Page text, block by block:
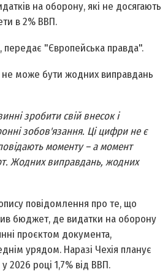
на оборону, які не досягають
в 2% ВВП.
передає "Європейська правда".
не може бути жодних виправдань
зробити свій внесок і
зобов'язання. Ці цифри не є
моменту – а момент
Жодних виправдань, жодних
повідомлення про те, що
бюджет, де видатки на оборону
проєктом документа,
урядом. Наразі Чехія планує
2026 році 1,7% від ВВП.